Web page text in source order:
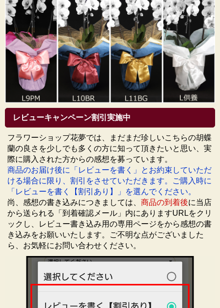
レビューキャンペーン割引実施中
フラワーショップ花夢では、まだまだ珍しいこちらの胡蝶
蘭の良さを少しでも多くの方に知って頂きたいと思い、実
際に購入された方からの感想を募っています。
商品のお届け後に「レビューを書く」とお約束していただ
ける場合に限り、割引をさせていただきます。ご購入時に
「レビューを書く【割引あり】」を選んでください。
尚、感想の書き込みにつきましては、 商品の到着後に当店
から送られる「到着確認メール」内にありますURLをクリ
ックし、レビュー書き込み用の専用ページをから感想の書
き込みをお願いいたします。ご不明な点がございました
ら、お気軽にお問い合わせください。